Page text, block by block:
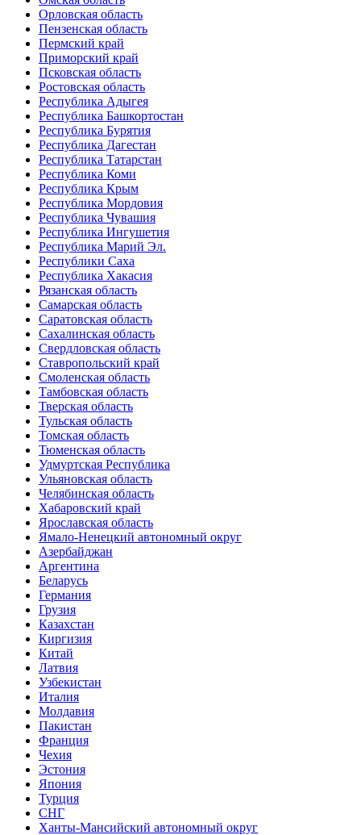
Орловская область
Пензенская область
Пермский край
Приморский край
Псковская область
Ростовская область
Республика Адыгея
Республика Башкортостан
Республика Бурятия
Республика Дагестан
Республика Татарстан
Республика Коми
Республика Крым
Республика Мордовия
Республика Чувашия
Республика Ингушетия
Республика Марий Эл.
Республики Саха
Республика Хакасия
Рязанская область
Самарская область
Саратовская область
Сахалинская область
Свердловская область
Ставропольский край
Смоленская область
Тамбовская область
Тверская область
Тульская область
Томская область
Тюменская область
Удмуртская Республика
Ульяновская область
Челябинская область
Хабаровский край
Ярославская область
Ямало-Ненецкий автономный округ
Азербайджан
Аргентина
Беларусь
Германия
Грузия
Казахстан
Киргизия
Китай
Латвия
Узбекистан
Италия
Молдавия
Пакистан
Франция
Чехия
Эстония
Япония
Турция
СНГ
Ханты-Мансийский автономный округ